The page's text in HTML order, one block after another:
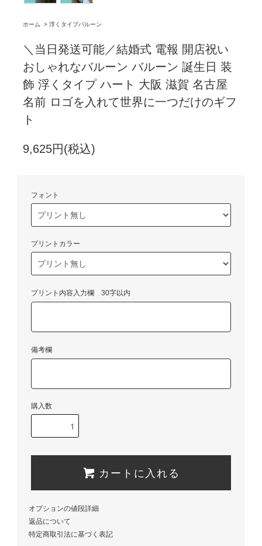
ホーム >浮くタイプバルーン
＼当日発送可能／結婚式 電報 開店祝い
おしゃれなバルーン バルーン 誕生日 装
飾 浮くタイプ ハート 大阪 滋賀 名古屋
名前 ロゴを入れて世界に一つだけのギフ
ト
9,625円(税込)
フォント
プリントカラー
プリント内容入力欄 30字以内
備考欄
購入数
カートに入れる
オプションの値段詳細
返品について
特定商取引法に基づく表記